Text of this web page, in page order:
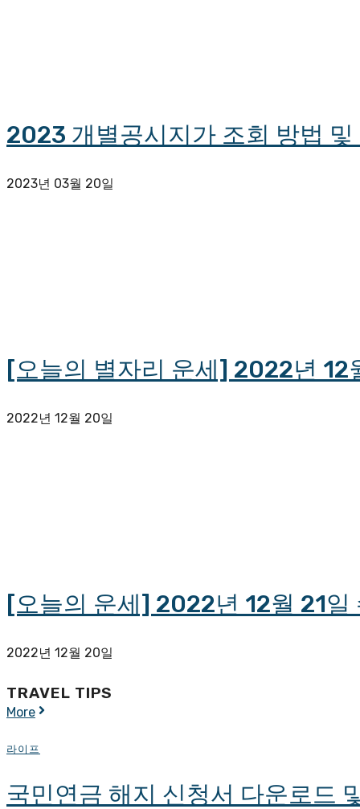
2023 개별공시지가 조회 방법
2023년 03월 20일
[오늘의 별자리 운세] 2022년 12
2022년 12월 20일
[오늘의 운세] 2022년 12월 21일
2022년 12월 20일
TRAVEL TIPS
More
라이프
국민연금 해지 신청서 다운로드